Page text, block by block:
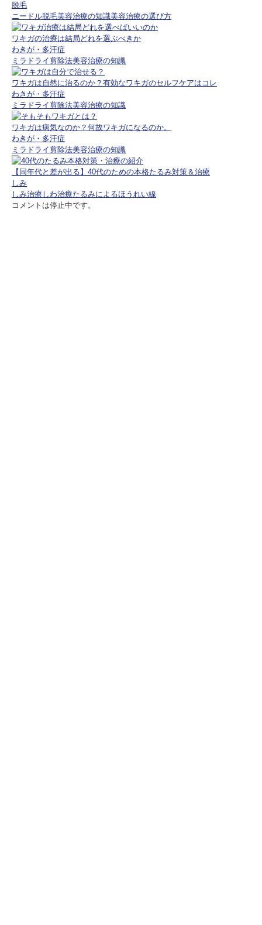
脱毛
ニードル脱毛美容治療の知識美容治療の選び方
ワキガの治療は結局どれを選ぶべきか
わきが・多汗症
ミラドライ剪除法美容治療の知識
ワキガは自然に治るのか？有効なワキガのセルフケアはコレ
わきが・多汗症
ミラドライ剪除法美容治療の知識
ワキガは病気なのか？何故ワキガになるのか。
わきが・多汗症
ミラドライ剪除法美容治療の知識
【同年代と差が出る】40代のための本格たるみ対策＆治療
しみ
しみ治療 しわ治療たるみによるほうれい線
コメントは停止中です。